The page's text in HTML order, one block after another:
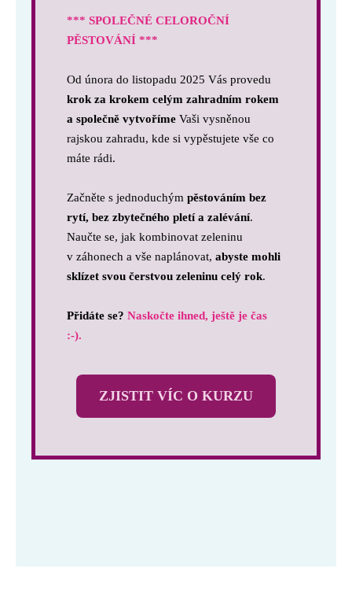
*** SPOLEČNÉ CELOROČNÍ
PĚSTOVÁNÍ ***
Od února do listopadu 2025 Vás provedu
krok za krokem celým zahradním rokem
a společně vytvořímeVaši vysněnou
rajskou zahradu, kde si vypěstujete vše co
máte rádi.
Začněte s jednoduchým pěstováním bez
rytí, bez zbytečného pletí a zalévání.
Naučte se, jak kombinovat zeleninu
v záhonech a vše naplánovat, abyste mohli
sklízet svou čerstvou zeleninu celý rok.
Přidáte se? Naskočte ihned, ještě je čas
:-).
ZJISTIT VÍC O KURZU